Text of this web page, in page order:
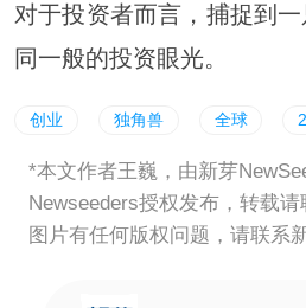
对于投资者而言，捕捉到
同一般的投资眼光。
创业 独角兽 全球
*本文作者王巍，由新芽
Newseeders授权发布，转载请
图片有任何版权问题，请联系